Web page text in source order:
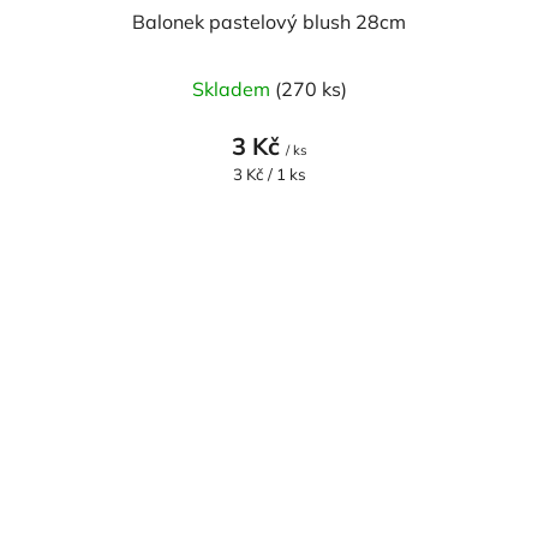
Balonek pastelový blush 28cm
Skladem (270 ks)
3 Kč / ks
Měrná
3 Kč / 1 ks